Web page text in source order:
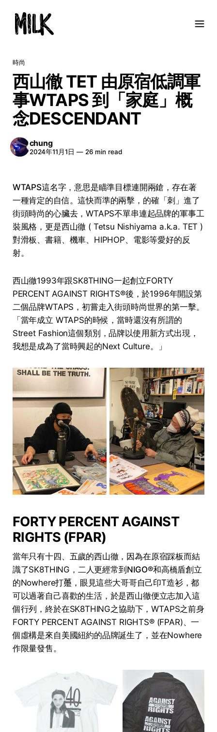
時尚
西山徹 TET 由原宿低調軍
事WTAPS 到「家庭」概
念DESCENDANT
chung
2024年11月1日 —26 min read
WTAPS這名字，意思是瞄準目標連開兩鎗，存在著
一種肯定的自信。這快而準的兩擊，的確「刺」進了
街頭時尚的心臟去，WTAPS不單串連起品牌的軍事工
裝風格，更是西山徹 ( Tetsu Nishiyama a.k.a. TET )
對滑板、書籍、機車、HIPHOP、電影等愛好的反
射。
西山徹1993年跟SK8THING一起創立FORTY
PERCENT AGAINST RIGHTS®後，於1996年開設第
二個品牌WTAPS，初嘗走入街頭時尚世界的第一擊。
「當年成立 WTAPS的時候，當時還沒有所謂的
Street Fashion這個類別，品牌以使用新方式出現，
我想是成為了當時興起的Next Culture。」
FORTY PERCENT AGAINST
RIGHTS (FPAR)
當年只有十四、五歲的西山徹，因為在原宿踩板而結
識了SK8THING，二人更經常到 NIGO®和高橋盾創立
的Nowhere打𧄌，眼見這些大哥哥自己印T造衫，都
可以過著自己喜歡的生活，於是西山徹便立志加入這
個行列，終於在SK8THING之協助下，WTAPS之前身
FORTY PERCENT AGAINST RIGHTS® (FPAR)、一
個虛構是來自美國紐約的品牌誕生了，並在Nowhere
作限量發售。